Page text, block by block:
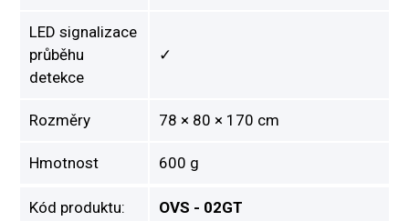
LED signalizace
průběhu
detekce
✓
Rozměry 78 × 80 × 170 cm
Hmotnost 600 g
Kód produktu: OVS - 02GT